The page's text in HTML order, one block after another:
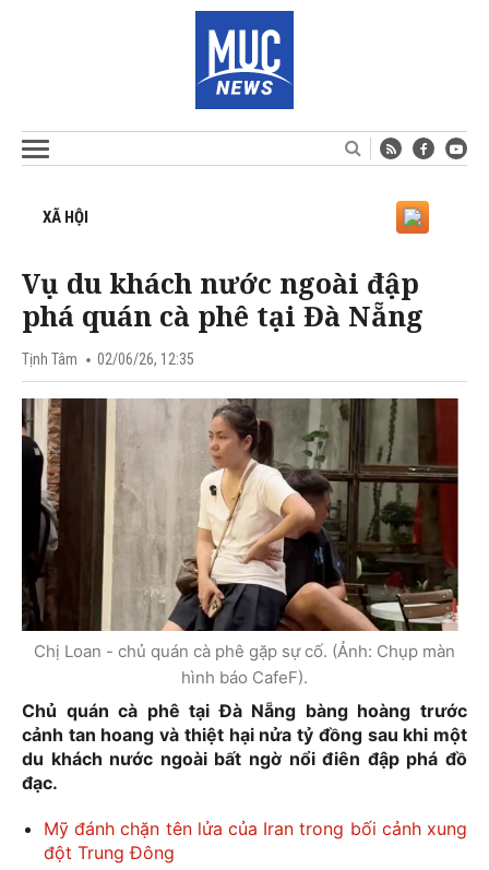
XÃ HỘI
Vụ du khách nước ngoài đập
phá quán cà phê tại Đà Nẵng
Tịnh Tâm 02/06/26, 12:35
Chị Loan - chủ quán cà phê gặp sự cố. (Ảnh: Chụp màn
hình báo CafeF).
Chủ quán cà phê tại Đà Nẵng bàng hoàng trước
cảnh tan hoang và thiệt hại nửa tỷ đồng sau khi một
du khách nước ngoài bất ngờ nổi điên đập phá đồ
đạc.
Mỹ đánh chặn tên lửa của Iran trong bối cảnh xung
đột Trung Đông